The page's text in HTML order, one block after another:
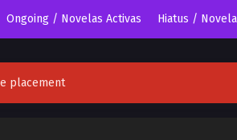
Ongoing / Novelas Activas Hiatus /